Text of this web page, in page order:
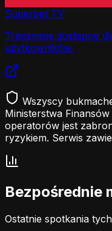
Superbet TV
Transmisje dostępne
użytkowników.
Wszyscy
Ministerstwa
operatorów jest
ryzykiem. Serwis
Bezpośrednie
Ostatnie spotkania